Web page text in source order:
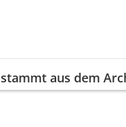
stammt aus dem